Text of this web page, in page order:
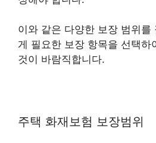
이와 같은 다양한 보장 범위를
게 필요한 보장 항목을 선택하
것이 바람직합니다.
주택 화재보험 보장범위